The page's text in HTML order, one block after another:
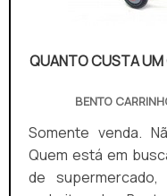
QUANTO CUSTA UM
BENTO
Somente venda.
Quem está em
de